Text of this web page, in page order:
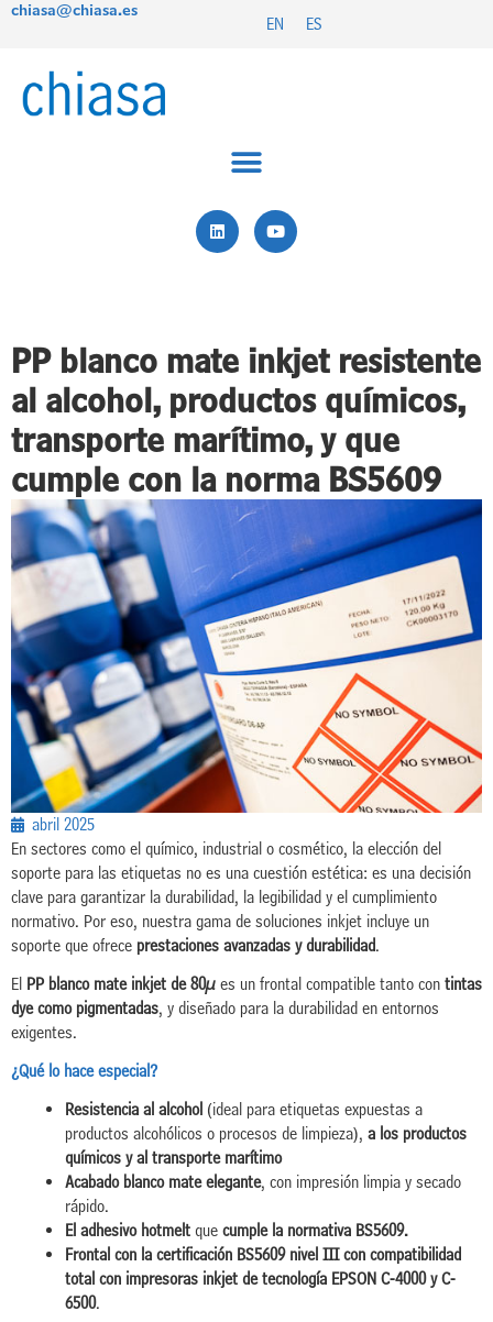
chiasa@chiasa.es
EN ES
L
i
n
Y
o
u
PP blanco mate inkjet resistente
al alcohol, productos químicos,
transporte marítimo, y que
cumple con la norma BS5609
abril 2025
En sectores como el químico, industrial o cosmético, la elección del
soporte para las etiquetas no es una cuestión estética: es una decisión
clave para garantizar la durabilidad, la legibilidad y el cumplimiento
normativo. Por eso, nuestra gama de soluciones inkjet incluye un
soporte que ofrece prestaciones avanzadas y durabilidad.
El PP blanco mate inkjet de 80µ es un frontal compatible tanto con tintas
dye como pigmentadas, y diseñado para la durabilidad en entornos
exigentes.
¿Qué lo hace especial?
Resistencia al alcohol (ideal para etiquetas expuestas a
productos alcohólicos o procesos de limpieza),a los productos
químicos y al transporte marítimo
Acabado blanco mate elegante, con impresión limpia y secado
rápido.
El adhesivo hotmelt quecumple la normativa BS5609.
Frontal con la certificación BS5609 nivel III con compatibilidad
total con impresoras inkjet de tecnología EPSON C-4000 y C-
6500.